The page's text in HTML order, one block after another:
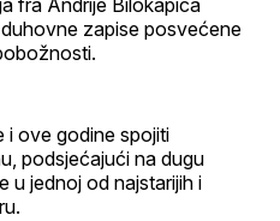
fra Andrije Bilokapića
zapise posvećene
i ove godine spojiti
podsjećajući na dugu
u jednoj od najstarijih i